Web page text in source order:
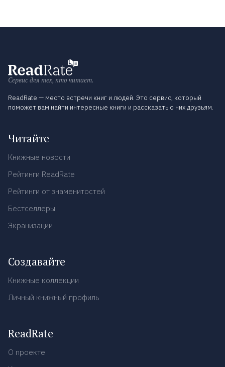
Сервис для тех, кто читает.
ReadRate — место встречи книг и людей. Это сервис, который
поможет вам найти интересные книги и рассказать о них друзьям.
Читайте
Книжные новости
Рейтинги ReadRate
Рейтинги от знаменитостей
Бестселлеры
Экранизации
Создавайте
Книжные коллекции
Личный книжный профиль
ReadRate
О проекте